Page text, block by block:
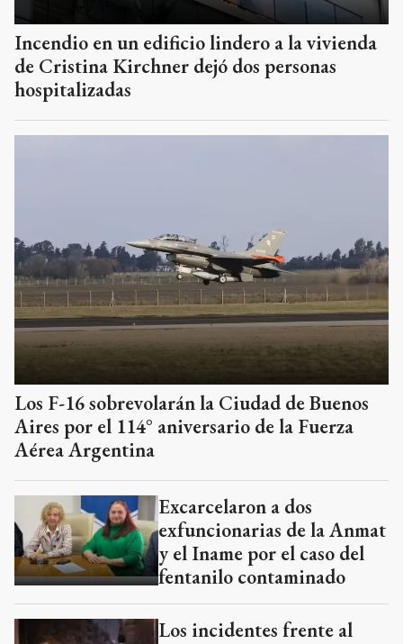
Incendio en un edificio lindero a la vivienda
de Cristina Kirchner dejó dos personas
hospitalizadas
Los F-16 sobrevolarán la Ciudad de Buenos
Aires por el 114° aniversario de la Fuerza
Aérea Argentina
Excarcelaron a dos
exfuncionarias de la Anmat
y el Iname por el caso del
fentanilo contaminado
Los incidentes frente al